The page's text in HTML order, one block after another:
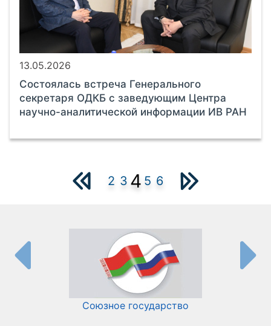
13.05.2026
Состоялась встреча Генерального
секретаря ОДКБ с заведующим Центра
научно-аналитической информации ИВ РАН
2 3 4 5 6
Союзное государство